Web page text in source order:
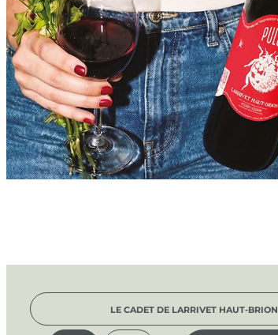
LE CADET DE LARRIVET HAUT-BRION